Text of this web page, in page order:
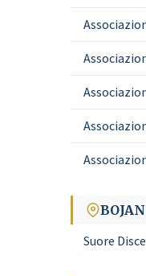
Suore